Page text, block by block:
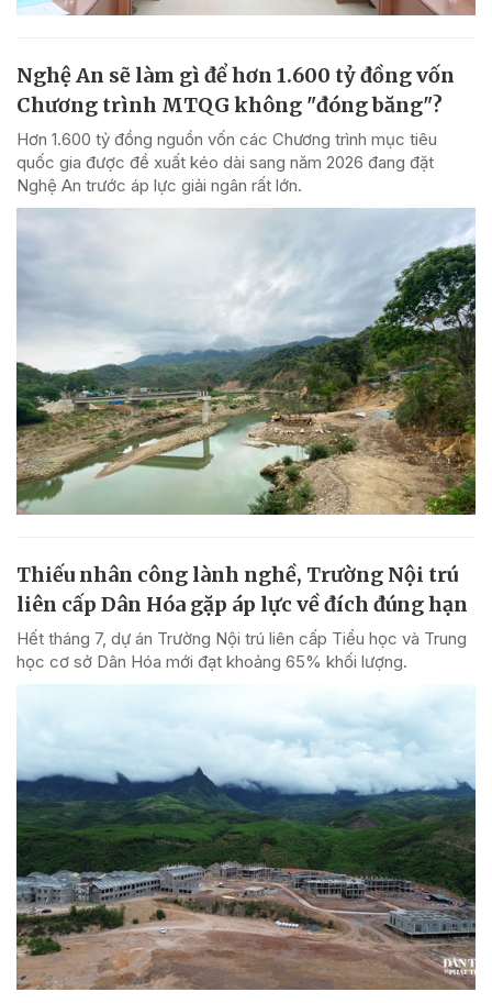
Nghệ An sẽ làm gì để hơn 1.600 tỷ đồng vốn
Chương trình MTQG không "đóng băng"?
Hơn 1.600 tỷ đồng nguồn vốn các Chương trình mục tiêu
quốc gia được đề xuất kéo dài sang năm 2026 đang đặt
Nghệ An trước áp lực giải ngân rất lớn.
Thiếu nhân công lành nghề, Trường Nội trú
liên cấp Dân Hóa gặp áp lực về đích đúng hạn
Hết tháng 7, dự án Trường Nội trú liên cấp Tiểu học và Trung
học cơ sở Dân Hóa mới đạt khoảng 65% khối lượng.